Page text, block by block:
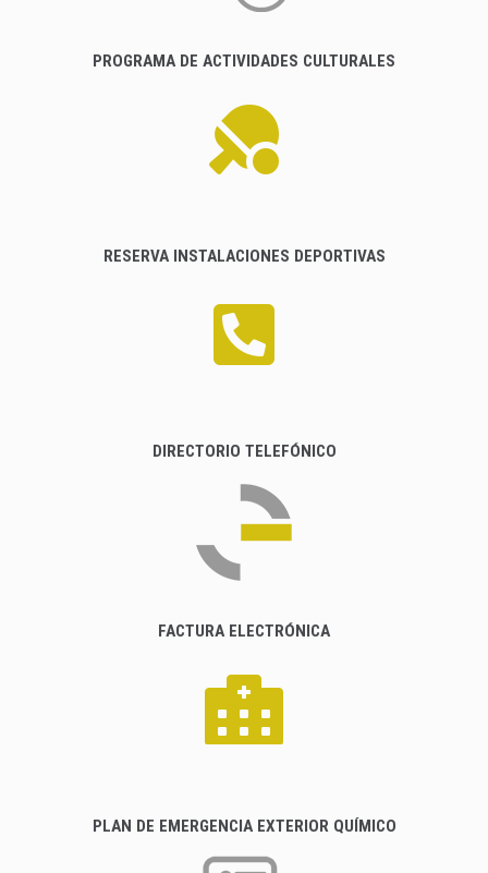
PROGRAMA DE ACTIVIDADES CULTURALES
RESERVA INSTALACIONES DEPORTIVAS
DIRECTORIO TELEFÓNICO
FACTURA ELECTRÓNICA
PLAN DE EMERGENCIA EXTERIOR QUÍMICO